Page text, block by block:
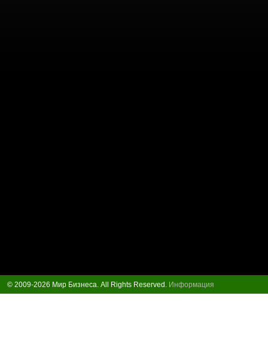
© 2009-2026 Мир Бизнеса. All Rights Reserved. Информация